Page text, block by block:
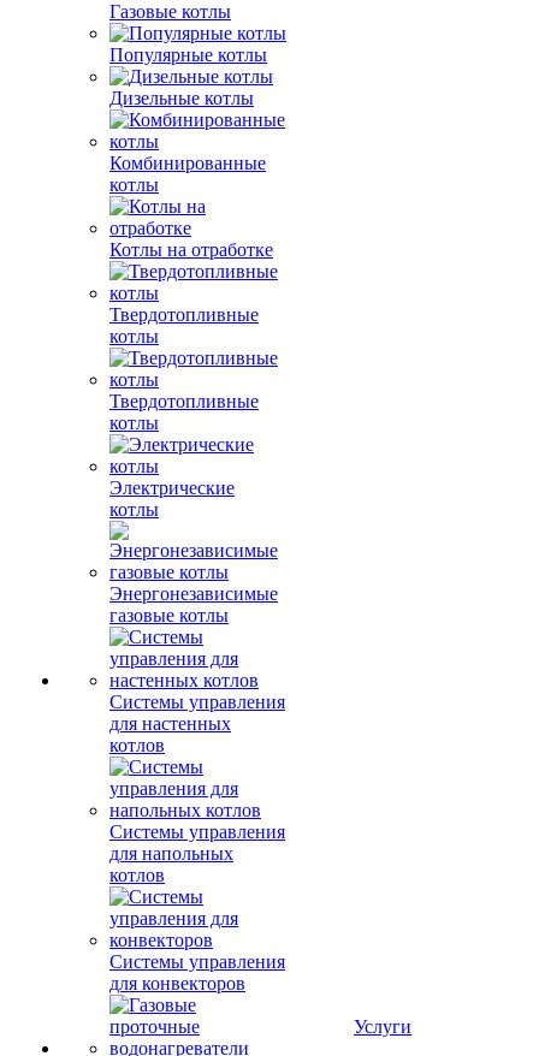
Газовые котлы
Популярные котлы
Дизельные котлы
Комбинированные
котлы
Котлы на отработке
Твердотопливные
котлы
Твердотопливные
котлы
Электрические
котлы
Энергонезависимые
газовые котлы
Системы управления
для настенных
котлов
Системы управления
для напольных
котлов
Системы управления
для конвекторов
Услуги